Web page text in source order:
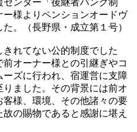
ンター「後継者バンク制
ー様よりペンションオードヴ
。（長野県・成立第１号）
れてない公的制度でした
オーナー様との引継ぎやコ
ーズに行われ、宿運営に支障
ました。その背景には前オ
様、環境、その他諸々の要
の賜物であると感謝に堪え